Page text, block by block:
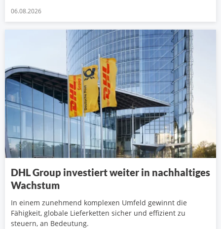
06.08.2026
DHL Group investiert weiter in nachhaltiges
Wachstum
In einem zunehmend komplexen Umfeld gewinnt die
Fähigkeit, globale Lieferketten sicher und effizient zu
steuern, an Bedeutung.